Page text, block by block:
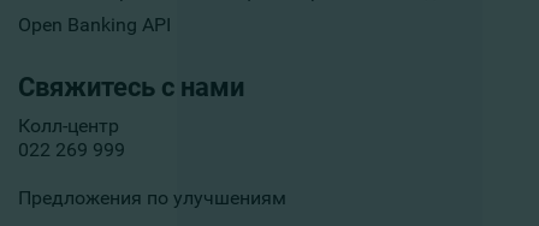
Open Banking API
Свяжитесь с нами
Колл-центр
022 269 999
Предложения по улучшениям